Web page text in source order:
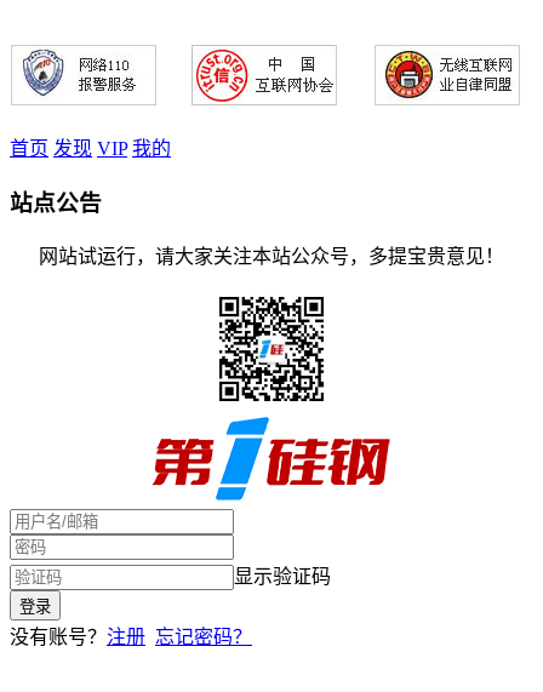
首页 发现 VIP 我的
站点公告
网站试运行，请大家关注本站公众号，多提宝贵意见！
显示验证码
没有账号？ 注册 忘记密码？